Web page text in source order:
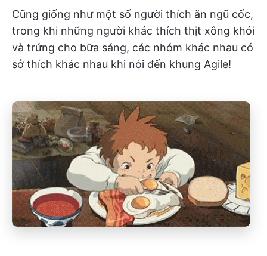
Cũng giống như một số người thích ăn ngũ cốc,
trong khi những người khác thích thịt xông khói
và trứng cho bữa sáng, các nhóm khác nhau có
sở thích khác nhau khi nói đến khung Agile!